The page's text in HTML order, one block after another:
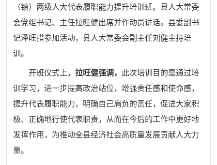
（镇）两级人大代表履职能力提升培训班。县人大常委
会党组书记、主任拉旺健出席并作动员讲话。县委副书
记泽旺措参加活动， 县人大常委会副主任刘健主持培
训。
开班仪式上，拉旺健强调，
此次培训目的是通过培
训学习，进一步提高政治站位，增强责任感和使命感，
提升代表履职能力，明确自己肩负的责任，促进大家积
极、正确地行使代表职责，从而在今后的工作中更好地
发挥作用，为推动全县经济社会高质量发展贡献人大力
量。